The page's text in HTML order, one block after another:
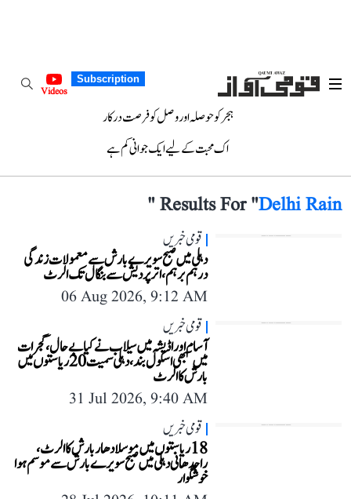
Subscription
Videos
ہجر کو حوصلہ اور وصل کو فرصت درکار
اک محبت کے لیے ایک جوانی کم ہے
Results For "Delhi Rain
"
قومی خبریں
دہلی میں صبح سویرے بارش سے معمولات زندگی
درہم برہم، اترپردیش سے بنگال تک الرٹ
06 Aug 2026, 9:12 AM
قومی خبریں
آسام اور اڈیشہ میں سیلاب نے کیا بے حال، گجرات
میں سبھی اسکول بند، دہلی سمیت 20 ریاستوں میں
بارش کا الرٹ
31 Jul 2026, 9:40 AM
قومی خبریں
18 ریاستوں میں موسلادھار بارش کا الرٹ،
راجدھانی دہلی میں صبح سویرے بارش سے موسم ہوا
خوشگوار